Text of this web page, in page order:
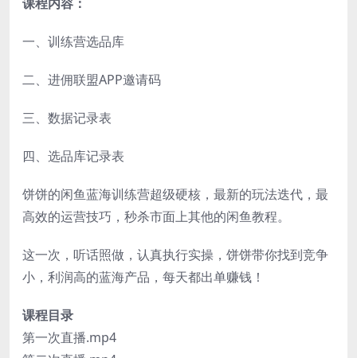
一、训练营选品库
二、进佣联盟APP邀请码
三、数据记录表
四、选品库记录表
饼饼的闲鱼蓝海训练营超级硬核，最新的玩法迭代，最
高效的运营技巧，秒杀市面上其他的闲鱼教程。
这一次，听话照做，认真执行实操，饼饼带你找到竞争
小，利润高的蓝海产品，每天都出单赚钱！
课程目录
第一次直播.mp4